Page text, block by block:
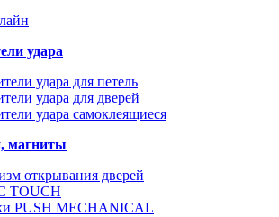
удара
удара для петель
удара для дверей
удара самоклеящиеся
магниты
открывания дверей
TOUCH
PUSH MECHANICAL